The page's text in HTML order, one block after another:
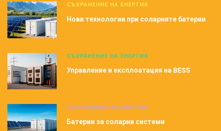
СЪХРАНЕНИЕ НА ЕНЕРГИЯ
Нови технологии при соларните батерии
СЪХРАНЕНИЕ НА ЕНЕРГИЯ
Управление и експлоатация на BESS
СЪХРАНЕНИЕ НА ЕНЕРГИЯ
Батерии за соларни системи